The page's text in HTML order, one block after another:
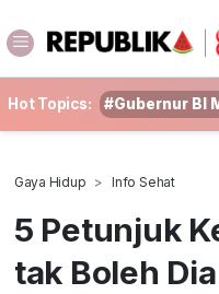
Hot Topics: #Gubernur BI
Gaya Hidup Info Sehat
5 Petunjuk
tak Boleh